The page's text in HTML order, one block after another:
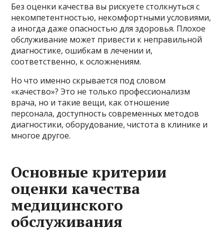
Без оценки качества вы рискуете столкнуться с
некомпетентностью, некомфортными условиями,
а иногда даже опасностью для здоровья. Плохое
обслуживание может привести к неправильной
диагностике, ошибкам в лечении и,
соответственно, к осложнениям.
Но что именно скрывается под словом
«качество»? Это не только профессионализм
врача, но и такие вещи, как отношение
персонала, доступность современных методов
диагностики, оборудование, чистота в клинике и
многое другое.
Основные критерии
оценки качества
медицинского
обслуживания